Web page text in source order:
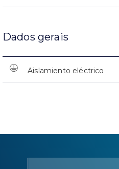
Dados gerais
Aislamiento eléctrico